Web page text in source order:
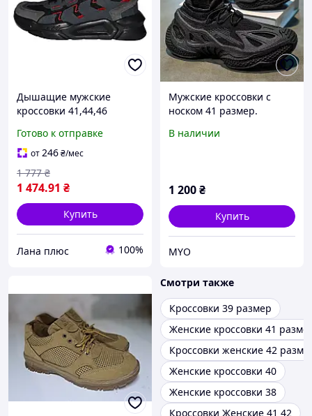
Дышащие мужские
кроссовки 41,44,46
Готово к отправке
от246₴/мес
1 474.91 ₴
1 777 ₴
Купить
Лана плюс 100%
Мужские кроссовки с
носком 41 размер.
В наличии
1 200₴
Купить
MYO
Смотри также
Кроссовки 39 размер
Женские кроссовки 41
Кроссовки женские 42
Женские кроссовки 40
Женские кроссовки 38
Кроссовки Женские 41 42